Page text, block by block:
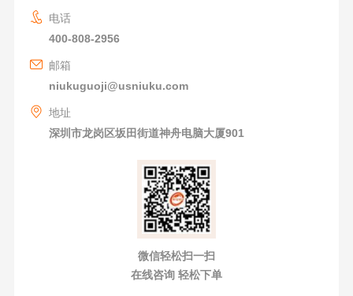
电话
400-808-2956
邮箱
niukuguoji@usniuku.com
地址
深圳市龙岗区坂田街道神舟电脑大厦901
微信轻松扫一扫
在线咨询 轻松下单